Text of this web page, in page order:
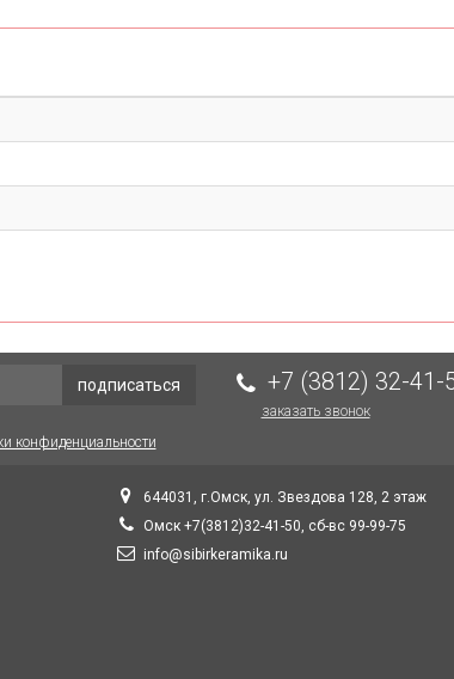
подписаться
конфиденциальности
+7 (3812) 32-41-
заказать звонок
644031, г.Омск, ул. Звездова 128, 2 этаж
Омск +7(3812)32-41-50, сб-вс 99-99-75
info@sibirkeramika.ru